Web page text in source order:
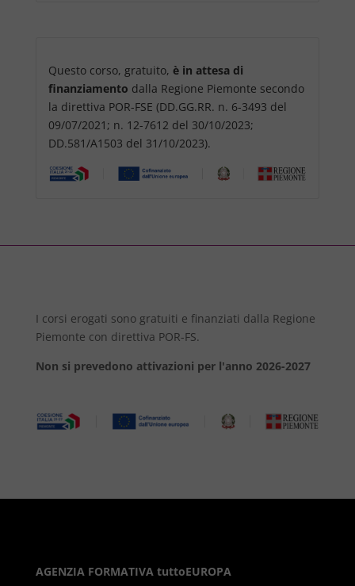
Questo corso, gratuito, è in attesa di
finanziamento dalla Regione Piemonte secondo
la direttiva POR-FSE (DD.GG.RR. n. 6-3493 del
09/07/2021; n. 12-7612 del 30/10/2023;
DD.581/A1503 del 31/10/2023).
I corsi erogati sono gratuiti e finanziati dalla Regione
Piemonte con direttiva POR-FS.
Non si prevedono attivazioni per l'anno 2026-2027
AGENZIA FORMATIVA tuttoEUROPA